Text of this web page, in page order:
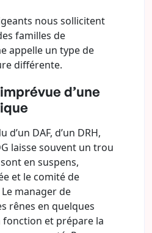
nous sollicitent
familles de
appelle un type de
différente.
d’une
DAF, d’un DRH,
laisse souvent un trou
en suspens,
et le comité de
manager de
rênes en quelques
fonction et prépare la